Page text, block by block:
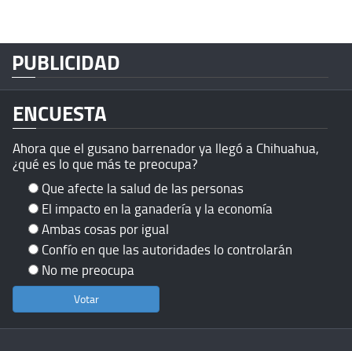
PUBLICIDAD
ENCUESTA
Ahora que el gusano barrenador ya llegó a Chihuahua,
¿qué es lo que más te preocupa?
Que afecte la salud de las personas
El impacto en la ganadería y la economía
Ambas cosas por igual
Confío en que las autoridades lo controlarán
No me preocupa